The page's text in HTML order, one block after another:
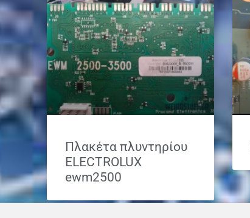
Πλακέτα πλυντηρίου
ELECTROLUX
ewm2500